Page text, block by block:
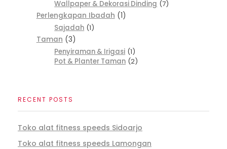
Wallpaper & Dekorasi Dinding 7
Perlengkapan Ibadah
1
Sajadah 1
Taman
3
Penyiraman & Irigasi 1
Pot & Planter Taman 2
RECENT POSTS
Toko alat fitness speeds Sidoarjo
Toko alat fitness speeds Lamongan